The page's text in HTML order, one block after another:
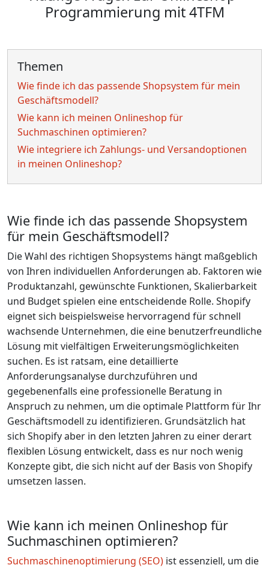
Programmierung mit 4TFM
Themen
Wie finde ich das passende Shopsystem für mein
Geschäftsmodell?
Wie kann ich meinen Onlineshop für
Suchmaschinen optimieren?
Wie integriere ich Zahlungs- und Versandoptionen
in meinen Onlineshop?
Wie finde ich das passende Shopsystem
für mein Geschäftsmodell?
Die Wahl des richtigen Shopsystems hängt maßgeblich
von Ihren individuellen Anforderungen ab. Faktoren wie
Produktanzahl, gewünschte Funktionen, Skalierbarkeit
und Budget spielen eine entscheidende Rolle. Shopify
eignet sich beispielsweise hervorragend für schnell
wachsende Unternehmen, die eine benutzerfreundliche
Lösung mit vielfältigen Erweiterungsmöglichkeiten
suchen. Es ist ratsam, eine detaillierte
Anforderungsanalyse durchzuführen und
gegebenenfalls eine professionelle Beratung in
Anspruch zu nehmen, um die optimale Plattform für Ihr
Geschäftsmodell zu identifizieren. Grundsätzlich hat
sich Shopify aber in den letzten Jahren zu einer derart
flexiblen Lösung entwickelt, dass es nur noch wenig
Konzepte gibt, die sich nicht auf der Basis von Shopify
umsetzen lassen.
Wie kann ich meinen Onlineshop für
Suchmaschinen optimieren?
Suchmaschinenoptimierung (SEO) ist essenziell, um die